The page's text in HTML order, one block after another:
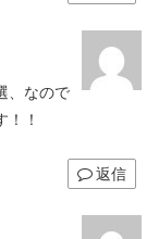
、なので
！
返信